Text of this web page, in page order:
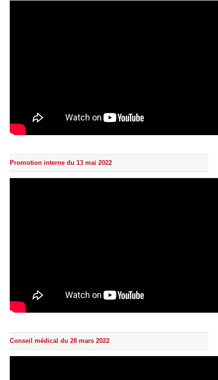
Promotion interne du 13 mai 2022
Conseil médical du 28 mars 2022